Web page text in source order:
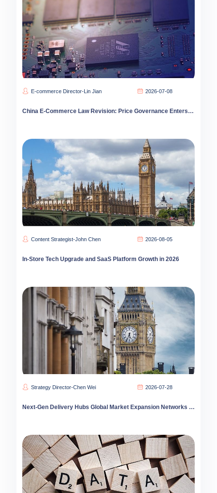
E-commerce Director-Lin Jian 2026-07-08
China E-Commerce Law Revision: Price Governance Enters Deep Water as Compliance Costs Spike
Content Strategist-John Chen 2026-08-05
In-Store Tech Upgrade and SaaS Platform Growth in 2026
Strategy Director-Chen Wei 2026-07-28
Next-Gen Delivery Hubs Global Market Expansion Networks 2026